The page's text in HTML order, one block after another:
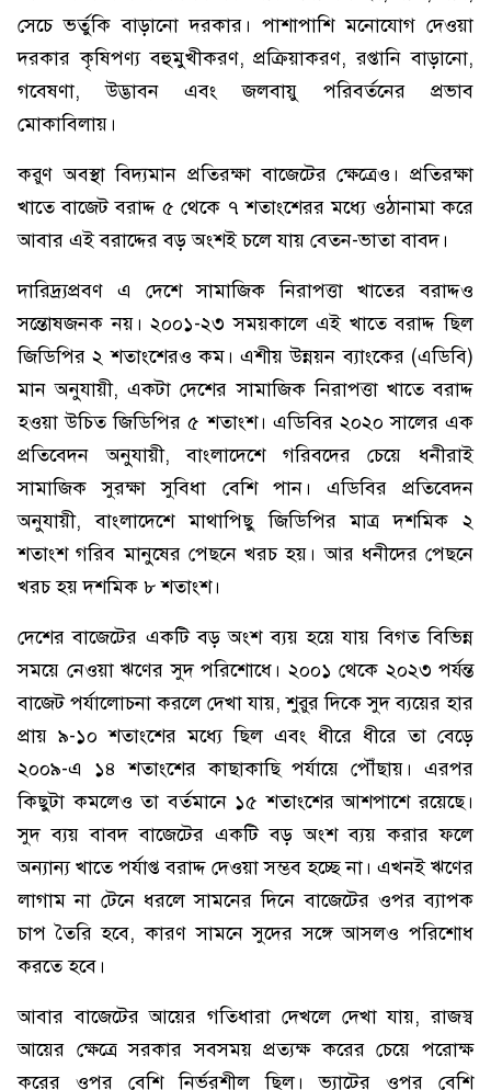
সেচে ভর্তুকি বাড়ানো দরকার। পাশাপাশি মনোযোগ দেওয়া
দরকার কৃষিপণ্য বহুমুখীকরণ, প্রক্রিয়াকরণ, রপ্তানি বাড়ানো,
গবেষণা, উদ্ভাবন এবং জলবায়ু পরিবর্তনের প্রভাব
মোকাবিলায়।
করুণ অবস্থা বিদ্যমান প্রতিরক্ষা বাজেটের ক্ষেত্রেও। প্রতিরক্ষা
খাতে বাজেট বরাদ্দ ৫ থেকে ৭ শতাংশেরর মধ্যে ওঠানামা করে
আবার এই বরাদ্দের বড় অংশই চলে যায় বেতন-ভাতা বাবদ।
দারিদ্র্যপ্রবণ এ দেশে সামাজিক নিরাপত্তা খাতের বরাদ্দও
সন্তোষজনক নয়। ২০০১-২৩ সময়কালে এই খাতে বরাদ্দ ছিল
জিডিপির ২ শতাংশেরও কম। এশীয় উন্নয়ন ব্যাংকের (এডিবি)
মান অনুযায়ী, একটা দেশের সামাজিক নিরাপত্তা খাতে বরাদ্দ
হওয়া উচিত জিডিপির ৫ শতাংশ। এডিবির ২০২০ সালের এক
প্রতিবেদন অনুযায়ী, বাংলাদেশে গরিবদের চেয়ে ধনীরাই
সামাজিক সুরক্ষা সুবিধা বেশি পান। এডিবির প্রতিবেদন
অনুযায়ী, বাংলাদেশে মাথাপিছু জিডিপির মাত্র দশমিক ২
শতাংশ গরিব মানুষের পেছনে খরচ হয়। আর ধনীদের পেছনে
খরচ হয় দশমিক ৮ শতাংশ।
দেশের বাজেটের একটি বড় অংশ ব্যয় হয়ে যায় বিগত বিভিন্ন
সময়ে নেওয়া ঋণের সুদ পরিশোধে। ২০০১ থেকে ২০২৩ পর্যন্ত
বাজেট পর্যালোচনা করলে দেখা যায়, শুরুর দিকে সুদ ব্যয়ের হার
প্রায় ৯-১০ শতাংশের মধ্যে ছিল এবং ধীরে ধীরে তা বেড়ে
২০০৯-এ ১৪ শতাংশের কাছাকাছি পর্যায়ে পৌঁছায়। এরপর
কিছুটা কমলেও তা বর্তমানে ১৫ শতাংশের আশপাশে রয়েছে।
সুদ ব্যয় বাবদ বাজেটের একটি বড় অংশ ব্যয় করার ফলে
অন্যান্য খাতে পর্যাপ্ত বরাদ্দ দেওয়া সম্ভব হচ্ছে না। এখনই ঋণের
লাগাম না টেনে ধরলে সামনের দিনে বাজেটের ওপর ব্যাপক
চাপ তৈরি হবে, কারণ সামনে সুদের সঙ্গে আসলও পরিশোধ
করতে হবে।
আবার বাজেটের আয়ের গতিধারা দেখলে দেখা যায়, রাজস্ব
আয়ের ক্ষেত্রে সরকার সবসময় প্রত্যক্ষ করের চেয়ে পরোক্ষ
করের ওপর বেশি নির্ভরশীল ছিল। ভ্যাটের ওপর বেশি